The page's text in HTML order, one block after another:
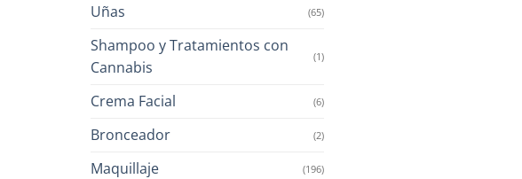
Uñas (65)
Shampoo y Tratamientos con
Cannabis
(1)
Crema Facial (6)
Bronceador (2)
Maquillaje (196)